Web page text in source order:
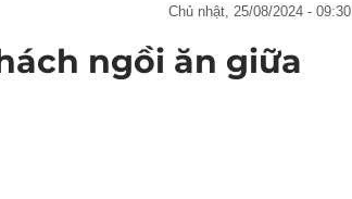
chủ nhật, 25/08/2024 - 09:30
ngồi ăn giữa